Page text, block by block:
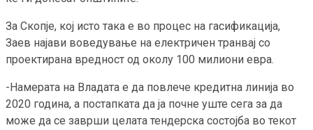
За Скопје, кој исто така е во процес на гасификација,
Заев најави воведување на електричен транвај со
проектирана вредност од околу 100 милиони евра.
-Намерата на Владата е да повлече кредитна линија во
2020 година, а постапката да ја почне уште сега за да
може да се заврши целата тендерска состојба во текот